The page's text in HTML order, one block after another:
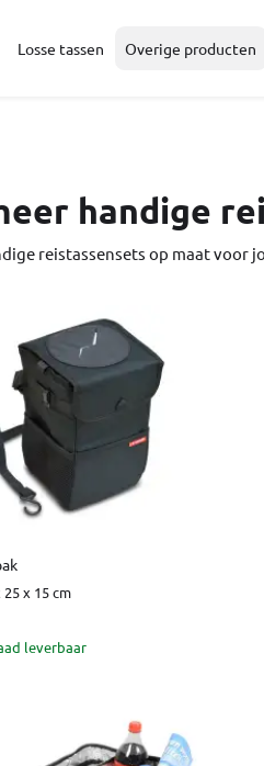
Losse tassen Overige producten
handige
reistassensets op maat voor
25 x 15 cm
leverbaar